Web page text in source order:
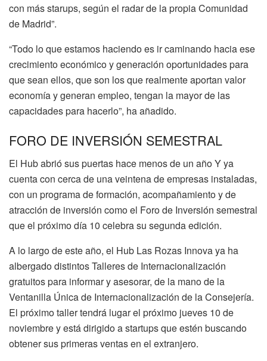
con más starups, según el radar de la propia Comunidad
de Madrid”.
“Todo lo que estamos haciendo es ir caminando hacia ese
crecimiento económico y generación oportunidades para
que sean ellos, que son los que realmente aportan valor
economía y generan empleo, tengan la mayor de las
capacidades para hacerlo”, ha añadido.
FORO DE INVERSIÓN SEMESTRAL
El Hub abrió sus puertas hace menos de un año Y ya
cuenta con cerca de una veintena de empresas instaladas,
con un programa de formación, acompañamiento y de
atracción de inversión como el Foro de Inversión semestral
que el próximo día 10 celebra su segunda edición.
A lo largo de este año, el Hub Las Rozas Innova ya ha
albergado distintos Talleres de Internacionalización
gratuitos para informar y asesorar, de la mano de la
Ventanilla Única de Internacionalización de la Consejería.
El próximo taller tendrá lugar el próximo jueves 10 de
noviembre y está dirigido a startups que estén buscando
obtener sus primeras ventas en el extranjero.